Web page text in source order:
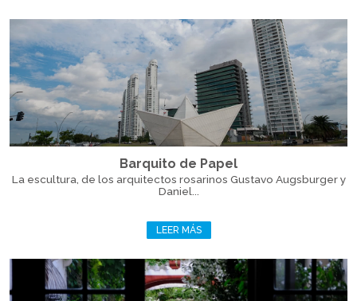
Barquito de Papel
La escultura, de los arquitectos rosarinos Gustavo Augsburger y
Daniel...
LEER MÁS